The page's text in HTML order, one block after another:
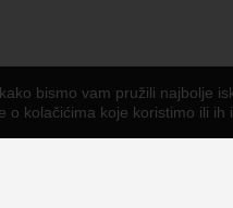
bismo vam pružili najbolje
o kolačićima koje koristimo ili ih